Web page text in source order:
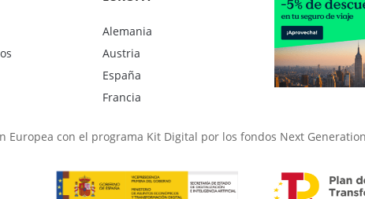
Alemania
Austria
España
Francia
Europea con el programa Kit Digital por los fondos Next